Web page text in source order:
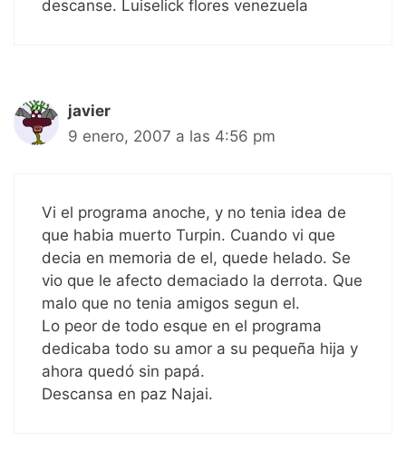
descanse. Luiselick flores venezuela
javier
9 enero, 2007 a las 4:56 pm
Vi el programa anoche, y no tenia idea de
que habia muerto Turpin. Cuando vi que
decia en memoria de el, quede helado. Se
vio que le afecto demaciado la derrota. Que
malo que no tenia amigos segun el.
Lo peor de todo esque en el programa
dedicaba todo su amor a su pequeña hija y
ahora quedó sin papá.
Descansa en paz Najai.